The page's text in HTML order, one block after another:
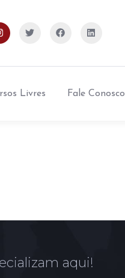
Livres Fale Conosco
aqui!